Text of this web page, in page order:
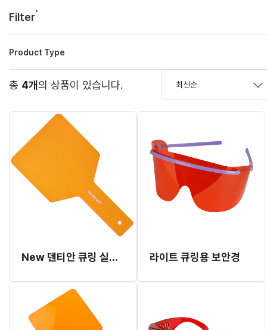
Filter
Product Type
총 4개의 상품이 있습니다.
New 덴티안 큐링 실드 (UV 커트) 라이트 큐링용 보안경